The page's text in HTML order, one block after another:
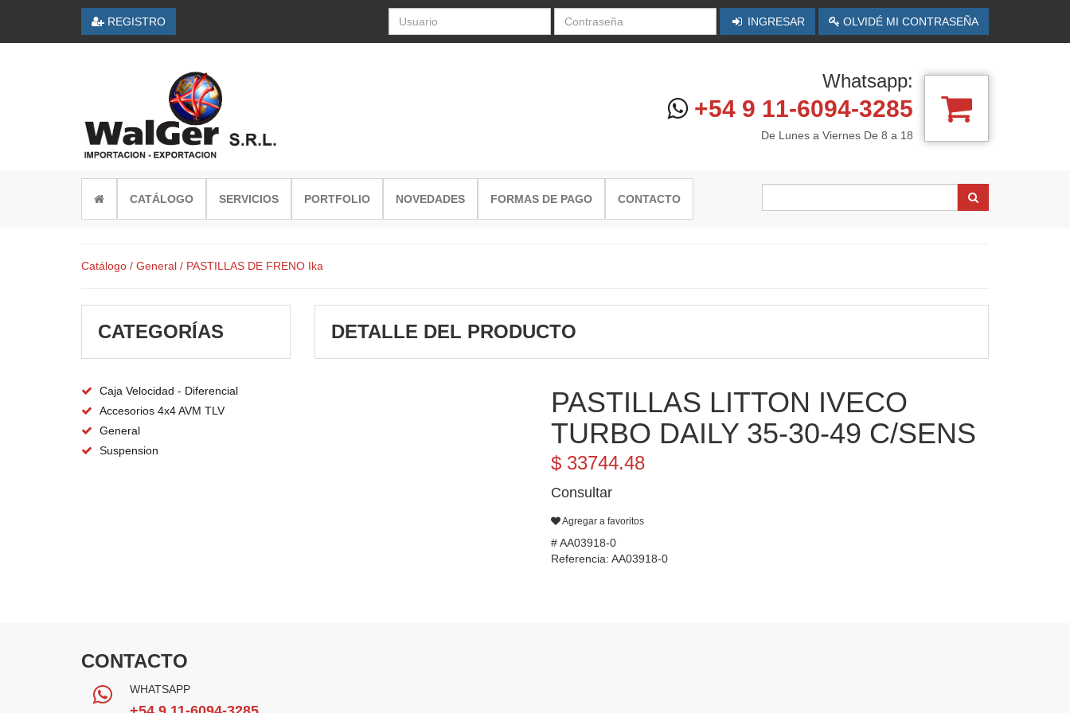
REGISTRO INGRESAR OLVIDÉ MI CONTRASEÑA
Whatsapp:
+54 9 11-6094-3285
De Lunes a Viernes De 8 a 18
CATÁLOGO SERVICIOS PORTFOLIO NOVEDADES FORMAS DE PAGO CONTACTO
Catálogo / General / PASTILLAS DE FRENO Ika
CATEGORÍAS
Caja Velocidad - Diferencial
Accesorios 4x4 AVM TLV
General
Suspension
DETALLE DEL PRODUCTO
PASTILLAS LITTON IVECO
TURBO DAILY 35-30-49 C/SENS
$ 33744.48
Consultar
Agregar a favoritos
# AA03918-0
Referencia: AA03918-0
CONTACTO
WHATSAPP